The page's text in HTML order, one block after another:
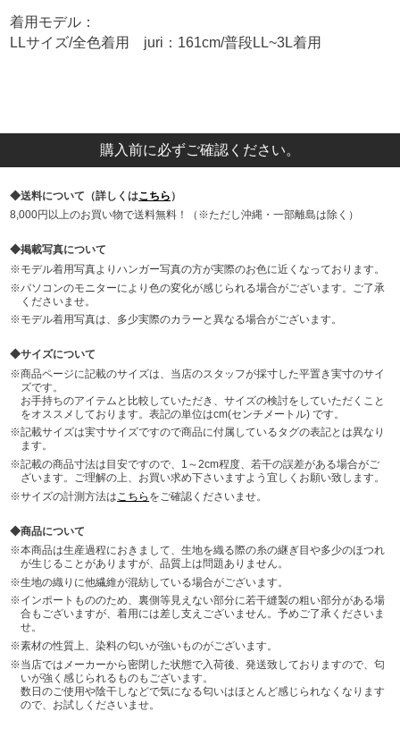
着用モデル：
LLサイズ/全色着用 juri：161cm/普段LL~3L着用
購入前に必ずご確認ください。
送料について（詳しくはこちら ）
8,000円以上のお買い物で送料無料！（※ただし沖縄・一部離島は除く）
掲載写真について
モデル着用写真よりハンガー写真の方が実際のお色に近くなっております。
パソコンのモニターにより色の変化が感じられる場合がございます。ご了承
くださいませ。
モデル着用写真は、多少実際のカラーと異なる場合がございます。
サイズについて
商品ページに記載のサイズは、当店のスタッフが採寸した平置き実寸のサイ
ズです。
お手持ちのアイテムと比較していただき、サイズの検討をしていただくこと
をオススメしております。表記の単位はcm(センチメートル) です。
記載サイズは実寸サイズですので商品に付属しているタグの表記とは異なり
ます。
記載の商品寸法は目安ですので、1～2cm程度、若干の誤差がある場合がご
ざいます。ご理解の上、お買い求め下さいますよう宜しくお願い致します。
サイズの計測方法は こちら をご確認くださいませ。
商品について
本商品は生産過程におきまして、生地を織る際の糸の継ぎ目や多少のほつれ
が生じることがありますが、品質上は問題ありません。
生地の織りに他繊維が混紡している場合がございます。
インポートもののため、裏側等見えない部分に若干縫製の粗い部分がある場
合もございますが、着用には差し支えございません。予めご了承くださいま
せ。
素材の性質上、染料の匂いが強いものがございます。
当店ではメーカーから密閉した状態で入荷後、発送致しておりますので、匂
いが強く感じられるものもございます。
数日のご使用や陰干しなどで気になる匂いはほとんど感じられなくなります
ので、お試しくださいませ。